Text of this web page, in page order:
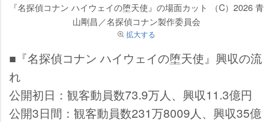
『名探偵コナン ハイウェイの堕天使』の場面カット （C）2026 青
山剛昌／名探偵コナン製作委員会
拡大する
■『名探偵コナン ハイウェイの堕天使』興収の流
れ
公開初日：観客動員数73.9万人、興収11.3億円
公開3日間：観客動員数231万8009人、興収35億